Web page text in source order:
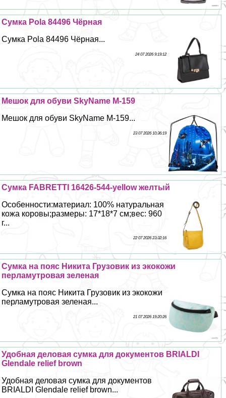
Сумка Pola 84496 Чёрная
Сумка Pola 84496 Чёрная...
24 07 2026 9:19:12
Мешок для обуви SkyName M-159
Мешок для обуви SkyName M-159...
23 07 2026 10:36:19
Сумка FABRETTI 16426-544-yellow желтый
Особенности:материал: 100% натуральная
кожа коровы;размеры: 17*18*7 см;вес: 960
г...
22 07 2026 23:32:16
Сумка на пояс Никита Грузовик из экокожи
перламутровая зеленая
Сумка на пояс Никита Грузовик из экокожи
перламутровая зеленая...
21 07 2026 19:20:26
Удобная деловая сумка для документов BRIALDI
Glendale relief brown
Удобная деловая сумка для документов
BRIALDI Glendale relief brown...